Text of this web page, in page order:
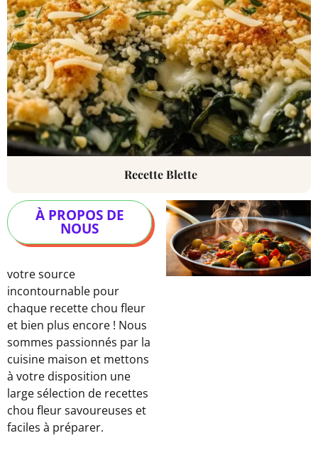
Recette Blette
À PROPOS DE
NOUS
votre source
incontournable pour
chaque recette chou fleur
et bien plus encore ! Nous
sommes passionnés par la
cuisine maison et mettons
à votre disposition une
large sélection de recettes
chou fleur savoureuses et
faciles à préparer.